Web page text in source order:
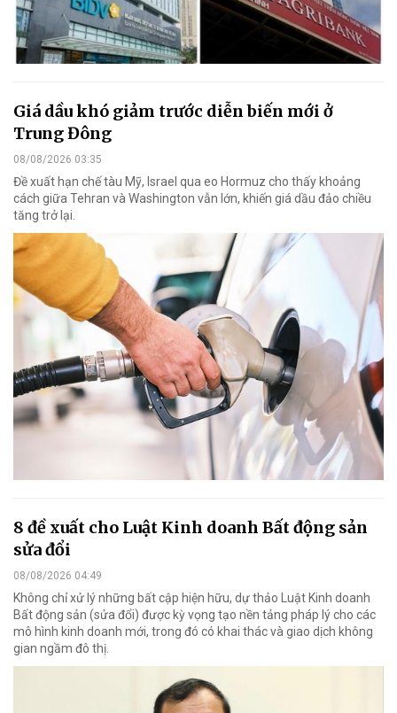
Giá dầu khó giảm trước diễn biến mới ở
Trung Đông
08/08/2026 03:35
Đề xuất hạn chế tàu Mỹ, Israel qua eo Hormuz cho thấy khoảng
cách giữa Tehran và Washington vẫn lớn, khiến giá dầu đảo chiều
tăng trở lại.
8 đề xuất cho Luật Kinh doanh Bất động sản
sửa đổi
08/08/2026 04:49
Không chỉ xử lý những bất cập hiện hữu, dự thảo Luật Kinh doanh
Bất động sản (sửa đổi) được kỳ vọng tạo nền tảng pháp lý cho các
mô hình kinh doanh mới, trong đó có khai thác và giao dịch không
gian ngầm đô thị.